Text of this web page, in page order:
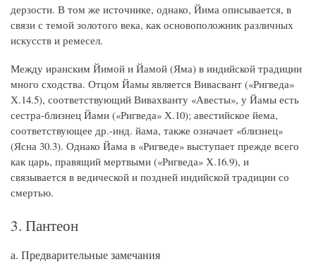
дерзости. В том же источнике, однако, Йима описывается, в
связи с темой золотого века, как основоположник различных
искусств и ремесел.
Между иранским Йимой и Йамой (Яма) в индийской традиции
много сходства. Отцом Йамы является Вивасвант («Ригведа»
Х.14.5), соответствующий Вивахванту «Авесты», у Йамы есть
сестра-близнец Йами («Ригведа» Х.10); авестийское йема,
соответствующее др.-инд. йама, также означает «близнец»
(Ясна 30.3). Однако Йама в «Ригведе» выступает прежде всего
как царь, правящий мертвыми («Ригведа» Х.16.9), и
связывается в ведической и поздней индийской традиции со
смертью.
3. Пантеон
а. Предварительные замечания